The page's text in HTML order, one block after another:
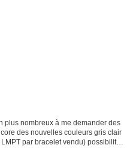
plus nombreux à me demander des
des nouvelles couleurs gris clair
par bracelet vendu) possibilité